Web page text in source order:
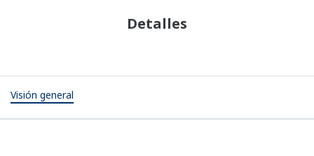
Detalles
Visión general